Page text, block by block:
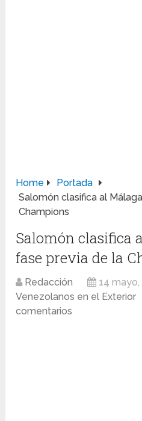
Home
Portada
Salomón clasifica al
Champions
Salomón clasifica
fase previa de la
Redacción 14 mayo,
Venezolanos en el Exterior
comentarios